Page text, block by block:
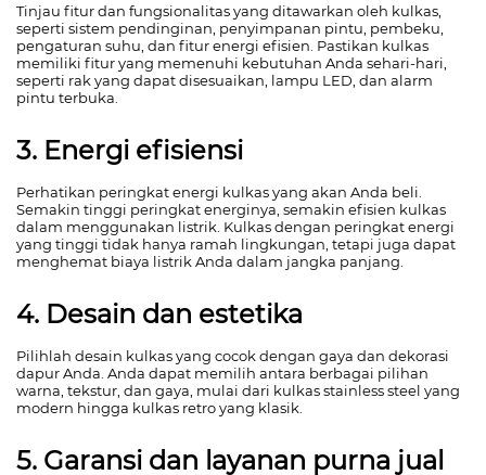
Tinjau fitur dan fungsionalitas yang ditawarkan oleh kulkas,
seperti sistem pendinginan, penyimpanan pintu, pembeku,
pengaturan suhu, dan fitur energi efisien. Pastikan kulkas
memiliki fitur yang memenuhi kebutuhan Anda sehari-hari,
seperti rak yang dapat disesuaikan, lampu LED, dan alarm
pintu terbuka.
3. Energi efisiensi
Perhatikan peringkat energi kulkas yang akan Anda beli.
Semakin tinggi peringkat energinya, semakin efisien kulkas
dalam menggunakan listrik. Kulkas dengan peringkat energi
yang tinggi tidak hanya ramah lingkungan, tetapi juga dapat
menghemat biaya listrik Anda dalam jangka panjang.
4. Desain dan estetika
Pilihlah desain kulkas yang cocok dengan gaya dan dekorasi
dapur Anda. Anda dapat memilih antara berbagai pilihan
warna, tekstur, dan gaya, mulai dari kulkas stainless steel yang
modern hingga kulkas retro yang klasik.
5. Garansi dan layanan purna jual